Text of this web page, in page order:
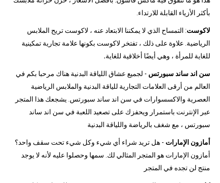
بأكثر الأزياء القابلة للارتداء.
لاكوست: التمساح الذي لا يمكننا الابتعاد عنه ، لاكوست تريح الملابس
الرياضية. علاوة على ذلك ، تفتخر لاكوست بكونها علامة تجارية تمكينية
للغاية للمرأة ، وهي أيضًا أخلاقية للغاية.
سن اند ساند سبورتس - لجميع عشاق اللياقة البدنية هناك مرحبا بكم في
العالم من أرقى العلامات التجارية للياقة البدنية والملابس الرياضية
العصرية والاكسسوارات في سن اند ساند سبورتس. يشجعك هذا المتجر
عبر الإنترنت باستمرار ويحفزك على تصعيد اللعبة في سن اند ساند
سبورتس ، مع شغف بالرياضة واللياقة البدنية
أمازون الإمارات - هل تريد شراء أي شيء وكل شيء تحت سقف واحد؟
أمازون الإمارات هو المتجر المثالي لك. سمها وحصلوا عليه لأنه لا يوجد
منتج لن تجده في المتجر